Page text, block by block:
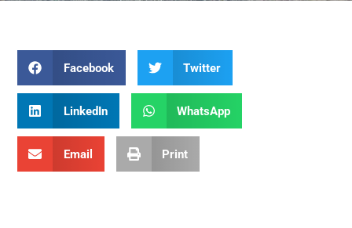
Facebook Twitter
LinkedIn WhatsApp
Email Print